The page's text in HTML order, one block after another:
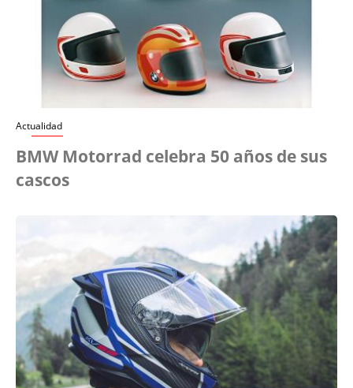
Actualidad
BMW Motorrad celebra 50 años de sus
cascos